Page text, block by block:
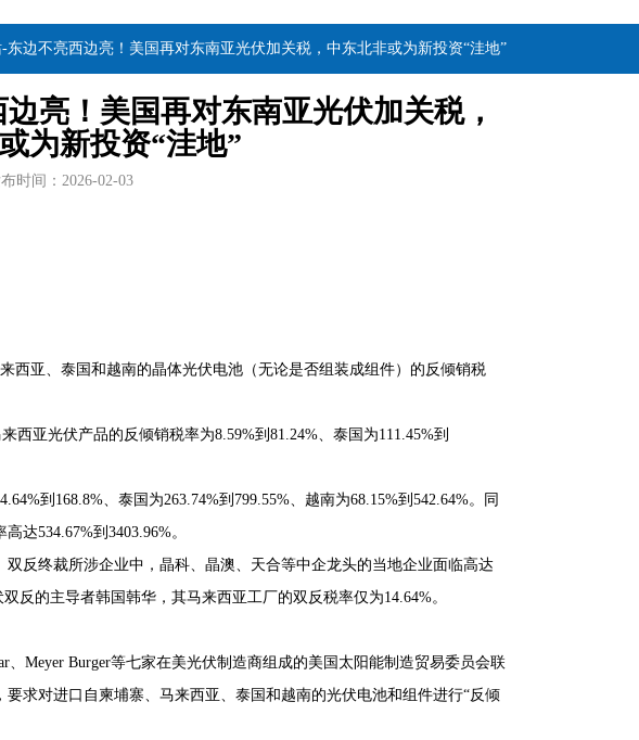
东边不亮西边亮！美国再对东南亚光伏加关税，中东北非或为新投资“洼地”
亮！美国再对东南亚光伏加关税，
为新投资“洼地”
时间：2026-02-03
西亚、泰国和越南的晶体光伏电池（无论是否组装成组件）的反倾销税
亚光伏产品的反倾销税率为8.59%到81.24%、泰国为111.45%到
到168.8%、泰国为263.74%到799.55%、越南为68.15%到542.64%。同
达534.67%到3403.96%。
反终裁所涉企业中，晶科、晶澳、天合等中企龙头的当地企业面临高达
反的主导者韩国韩华，其马来西亚工厂的双反税率仅为14.64%。
、Meyer Burger等七家在美光伏制造商组成的美国太阳能制造贸易委员会联
求对进口自柬埔寨、马来西亚、泰国和越南的光伏电池和组件进行“反倾